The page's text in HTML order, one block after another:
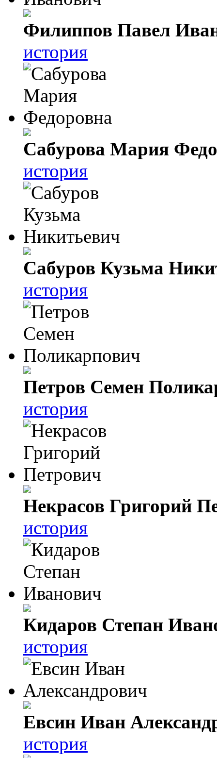
Филиппов Павел
история
Сабурова Мария
история
Сабуров Кузьма
история
Петров Семен
история
Некрасов Григорий
история
Кидаров Степан
история
Евсин Иван
история